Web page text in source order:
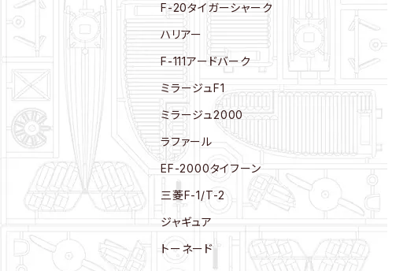
F-20タイガーシャーク
ハリアー
F-111アードバーク
ミラージュF1
ミラージュ2000
ラファール
EF-2000タイフーン
三菱F-1/T-2
ジャギュア
トーネード